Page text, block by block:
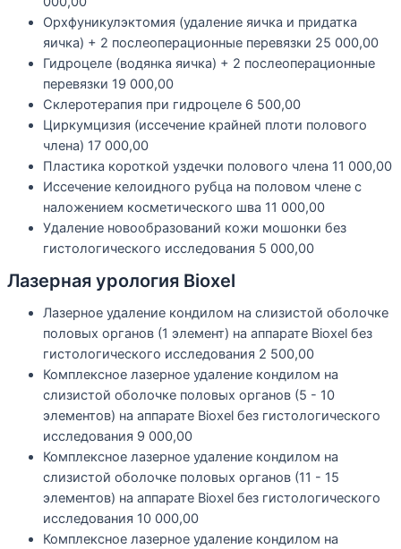
Орхфуникулэктомия (удаление яичка и придатка
яичка) + 2 послеоперационные перевязки 25 000,00
Гидроцеле (водянка яичка) + 2 послеоперационные
перевязки 19 000,00
Склеротерапия при гидроцеле 6 500,00
Циркумцизия (иссечение крайней плоти полового
члена) 17 000,00
Пластика короткой уздечки полового члена 11 000,00
Иссечение келоидного рубца на половом члене с
наложением косметического шва 11 000,00
Удаление новообразований кожи мошонки без
гистологического исследования 5 000,00
Лазерная урология Bioxel
Лазерное удаление кондилом на слизистой оболочке
половых органов (1 элемент) на аппарате Bioxel без
гистологического исследования 2 500,00
Комплексное лазерное удаление кондилом на
слизистой оболочке половых органов (5 - 10
элементов) на аппарате Bioxel без гистологического
исследования 9 000,00
Комплексное лазерное удаление кондилом на
слизистой оболочке половых органов (11 - 15
элементов) на аппарате Bioxel без гистологического
исследования 10 000,00
Комплексное лазерное удаление кондилом на